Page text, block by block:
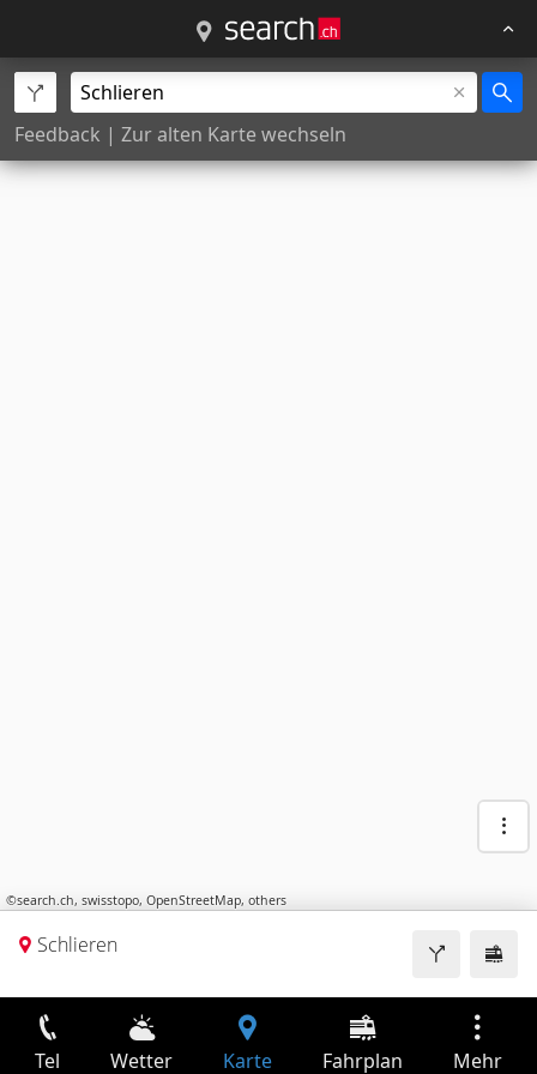
Feedback | Zur alten Karte wechseln
©search.ch, swisstopo, OpenStreetMap, others
Schlieren
Tel Wetter Karte Fahrplan Mehr